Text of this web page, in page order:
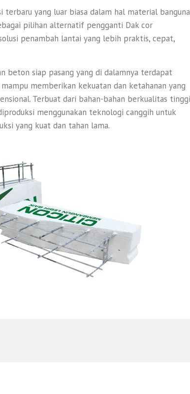
terbaru yang luar biasa dalam hal material
pilihan alternatif pengganti Dak cor
penambah lantai yang lebih praktis, cepat,
beton siap pasang yang di dalamnya terdapat
memberikan kekuatan dan ketahanan yang
Terbuat dari bahan-bahan berkualitas tinggi
menggunakan teknologi canggih untuk
yang kuat dan tahan lama.